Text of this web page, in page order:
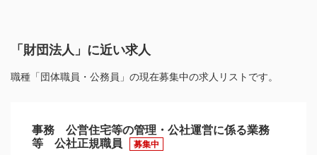
「財団法人」に近い求人
職種「団体職員・公務員」の現在募集中の求人リストです。
事務 公営住宅等の管理・公社運営に係る業務
等 公社正規職員
募集中